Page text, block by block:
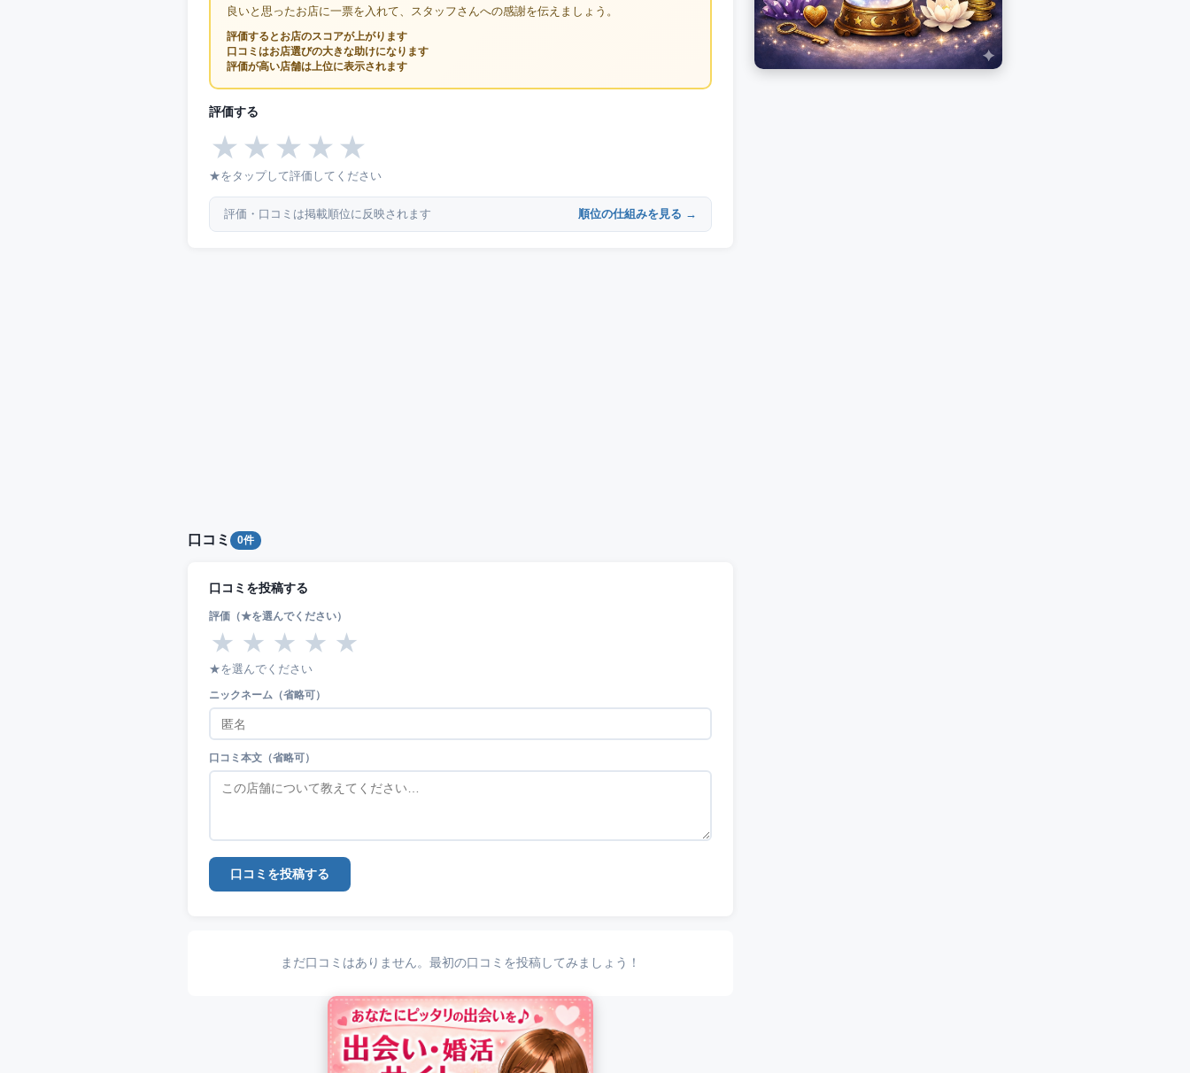
良いと思ったお店に一票を入れて、スタッフさんへの感謝を伝えましょう。
評価するとお店のスコアが上がります
口コミはお店選びの大きな助けになります
評価が高い店舗は上位に表示されます
評価する
★ ★ ★ ★ ★
★をタップして評価してください
評価・口コミは掲載順位に反映されます 順位の仕組みを見る →
口コミ 0件
口コミを投稿する
評価（★を選んでください）
★ ★ ★ ★ ★
★を選んでください
ニックネーム（省略可）
口コミ本文（省略可）
口コミを投稿する
まだ口コミはありません。最初の口コミを投稿してみましょう！